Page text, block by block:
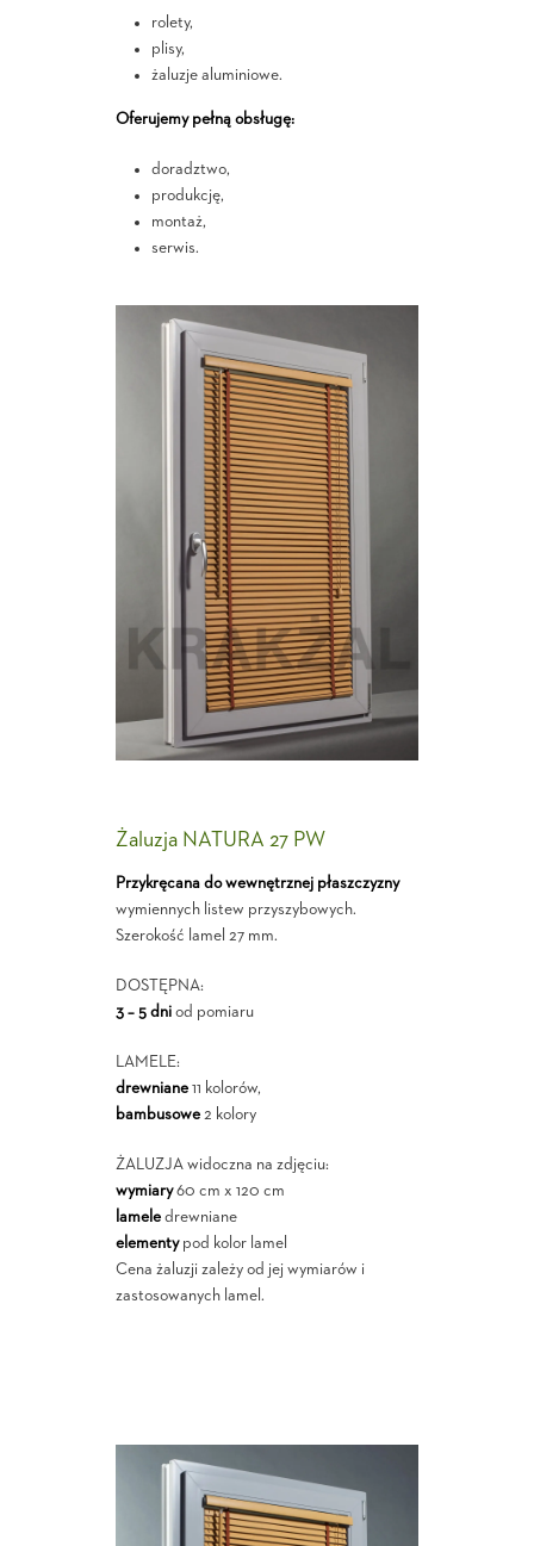
rolety,
plisy,
żaluzje aluminiowe.
Oferujemy pełną obsługę:
doradztwo,
produkcję,
montaż,
serwis.
Żaluzja NATURA 27 PW
Przykręcana do wewnętrznej płaszczyzny
wymiennych listew przyszybowych.
Szerokość lamel 27 mm.
DOSTĘPNA:
3 – 5 dniod pomiaru
LAMELE:
drewniane11 kolorów,
bambusowe2 kolory
ŻALUZJA widoczna na zdjęciu:
wymiary60 cm x 120 cm
lameledrewniane
elementypod kolor lamel
Cena żaluzji zależy od jej wymiarów i
zastosowanych lamel.